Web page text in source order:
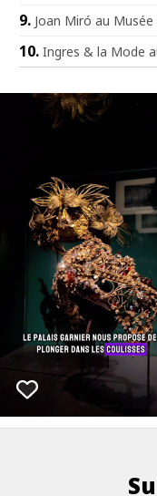
Joan Miró au
Ingres & la Mode